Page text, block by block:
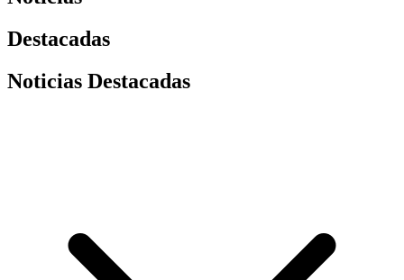
Destacadas
Noticias Destacadas